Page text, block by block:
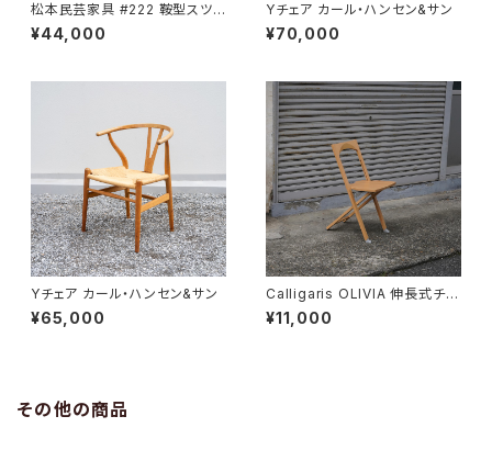
松本民芸家具 #222 鞍型スツ
ール
¥44,000
Yチェア カール・ハンセン&サン
¥70,000
Yチェア カール・ハンセン&サン
¥65,000
Calligaris OLIVIA 伸長式チェ
ア
¥11,000
その他の商品